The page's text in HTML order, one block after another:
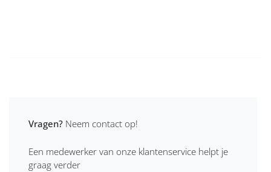
Vragen? Neem contact op!
Een medewerker van onze klantenservice helpt je
graag verder